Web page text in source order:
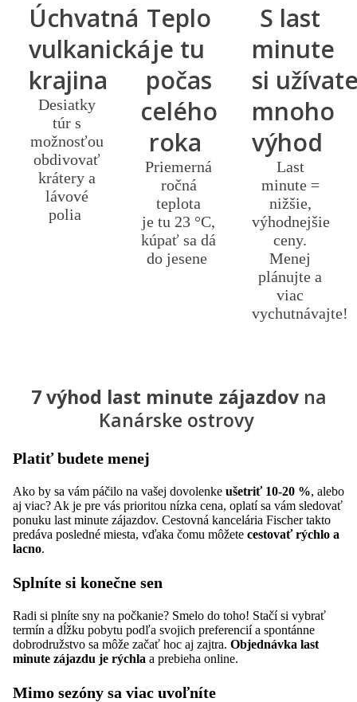
Úchvatná
vulkanická
krajina
Desiatky
túr s
možnosťou
obdivovať
krátery a
lávové
polia
Teplo
je tu
počas
celého
roka
Priemerná
ročná
teplota
je tu 23 °C,
kúpať sa dá
do jesene
S last
minute
si
mnoho
výhod
Last
minute =
nižšie,
výhodnejšie
ceny.
Menej
plánujte a
viac
vychutnávajte!
7 výhod last minute zájazdovna
Kanárske ostrovy
Platiť budete menej
Ako by sa vám páčilo na vašej dovolenke ušetriť 10-20 %, alebo
aj viac? Ak je pre vás prioritou nízka cena, oplatí sa vám sledovať
ponuku last minute zájazdov. Cestovná kancelária Fischer takto
predáva posledné miesta, vďaka čomu môžete cestovať rýchlo a
lacno.
Splníte si konečne sen
Radi si plníte sny na počkanie? Smelo do toho! Stačí si vybrať
termín a dĺžku pobytu podľa svojich preferencií a spontánne
dobrodružstvo sa môže začať hoc aj zajtra. Objednávka last
minute zájazdu je rýchla a prebieha online.
Mimo sezóny sa viac uvoľníte